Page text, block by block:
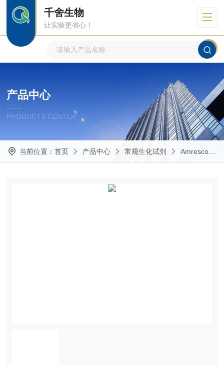
千舍生物
让实验更省心！
产品中心
PRODUCTS CENTER
当前位置： 首页 产品中心 常规生化试剂 Amresco